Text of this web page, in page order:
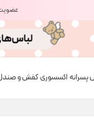
عضویت
پسرانه اکسسوریکفش و